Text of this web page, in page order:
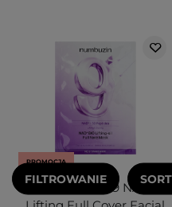
PROMOCJA
Numbuzin - No.9 NAD Bio
FILTROWANIE